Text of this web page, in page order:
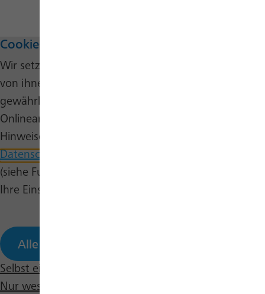
Cookie-Hinweis
Wir setzen auf unserer Website Cookies ein. Einige
von ihnen sind wesentlich, um die Funktionalität zu
gewährleisten, während andere uns helfen, unser
Onlineangebot stetig zu verbessern. Nähere
Hinweise erhalten Sie in unserer
Datenschutzerklärung
(siehe Fußbereich). Sie können dort auch jederzeit
Ihre Einstellungen selbst bearbeiten.
Alle annehmen
Selbst einstellen
Nur wesentliche Cookies annehmen